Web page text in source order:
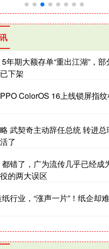
年期大额存单“重出江湖”，部
下架
ColorOS 16上线锁屏指
武契奇主动辞任总统 转进
了
错了，广为流传几乎已经成
的两大误区
行业，“涨声一片”！纸企却